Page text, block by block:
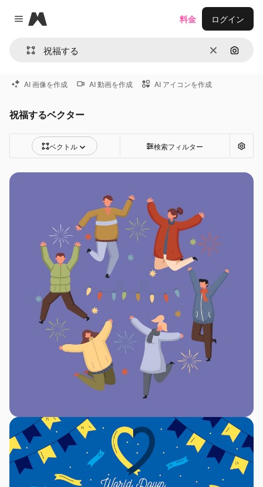
Close menu
Magnific
消去 画像で
料金 ログイン
AI 画像を作成 AI 動画を作成 AI アイコンを作成
祝福するベクター
ベクトル 検索フィルター